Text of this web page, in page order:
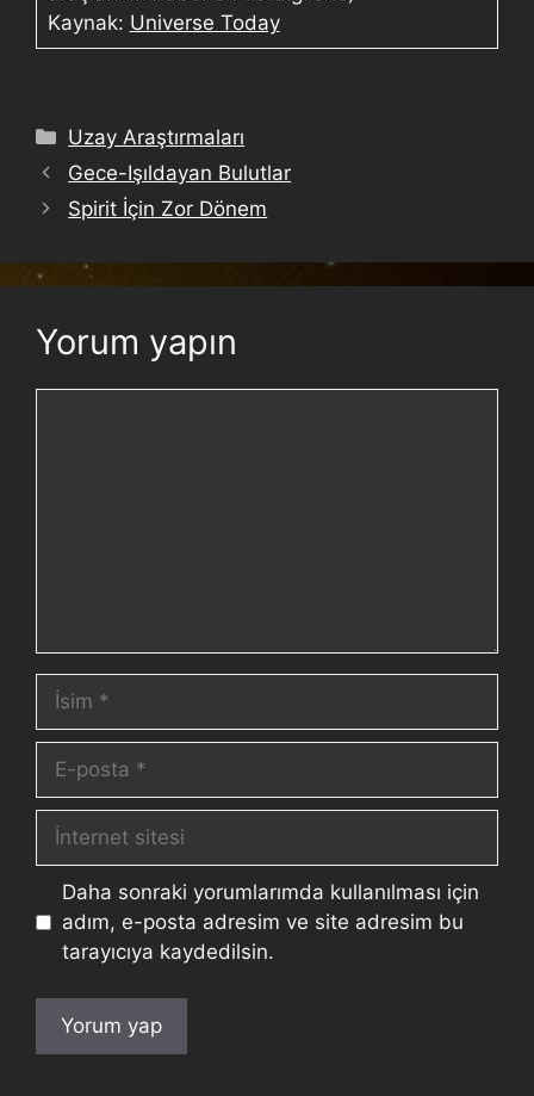
Kaynak: Universe Today
Uzay Araştırmaları
Gece-Işıldayan Bulutlar
Spirit İçin Zor Dönem
Yorum yapın
Daha sonraki yorumlarımda kullanılması için
adım, e-posta adresim ve site adresim bu
tarayıcıya kaydedilsin.